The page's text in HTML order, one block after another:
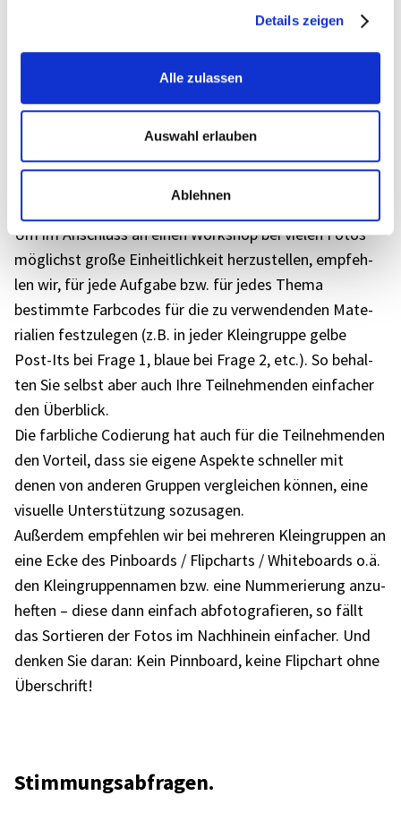
Details zeigen
Alle zulassen
Auswahl erlauben
Ablehnen
Um im Anschluss an einen Work­shop bei vielen Fotos
möglichst große Einheit­lich­keit herzu­stel­len, empfeh­
len wir, für jede Aufgabe bzw. für jedes Thema
bestimmte Farb­codes für die zu verwen­den­den Mate­
ria­lien fest­zu­le­gen (z.B. in jeder Klein­gruppe gelbe
Post-Its bei Frage 1, blaue bei Frage 2, etc.). So behal­
ten Sie selbst aber auch Ihre Teil­neh­men­den einfa­cher
den Über­blick.
Die farb­li­che Codie­rung hat auch für die Teil­neh­men­den
den Vorteil, dass sie eigene Aspekte schnel­ler mit
denen von ande­ren Grup­pen verglei­chen können, eine
visu­elle Unter­stüt­zung sozu­sa­gen.
Außer­dem empfeh­len wir bei mehre­ren Klein­grup­pen an
eine Ecke des Pinboards / Flip­charts / White­boards o.ä.
den Klein­grup­pen­na­men bzw. eine Numme­rie­rung anzu­
hef­ten – diese dann einfach abfo­to­gra­fie­ren, so fällt
das Sortie­ren der Fotos im Nach­hin­ein einfa­cher. Und
denken Sie daran: Kein Pinn­board, keine Flip­chart ohne
Über­schrift!
Stim­mungs­ab­fra­gen.